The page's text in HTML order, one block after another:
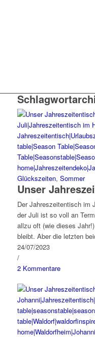
Glückszeiten, Sommer
Unser
Der Jahreszeitentisch im
der Juli ist so voll an
allzu oft (wie dieses
bleibt. Aber die letzten
24/07/2023
/
2 Kommentare